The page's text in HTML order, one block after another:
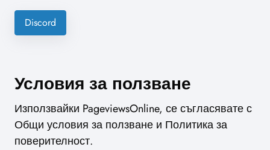
Discord
Условия за ползване
Използвайки PageviewsOnline, се съгласявате с
Общи условия за ползване и Политика за
поверителност.